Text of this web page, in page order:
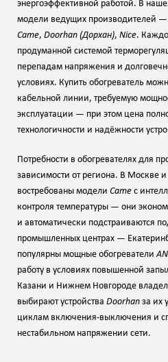
энергоэффективной работой. В
модели ведущих производителей
Came, Doorhan (Дорхан), Nice.
продуманной системой
перепадам напряжения и
условиях. Купить обогреватель
кабельной линии, требуемую
эксплуатации — при этом цена
технологичности и надёжности
Потребности в обогревателях для
зависимости от региона. В Москве и
востребованы модели Came с
контроля температуры — они
и автоматически подстраиваются
промышленных центрах —
популярны мощные обогреватели
работу в условиях повышенной
Казани и Нижнем Новгороде
выбирают устройства Doorhan за их
циклам включения‑выключения и
нестабильном напряжении сети.